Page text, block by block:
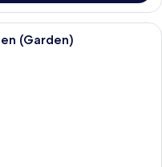
hotelkamer met twee bedden,
(Garden)